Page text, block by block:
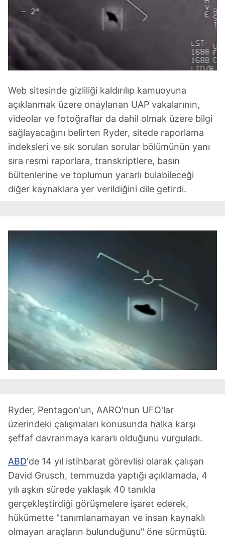
Web sitesinde gizliliği kaldırılıp kamuoyuna
açıklanmak üzere onaylanan UAP vakalarının,
videolar ve fotoğraflar da dahil olmak üzere bilgi
sağlayacağını belirten Ryder, sitede raporlama
indeksleri ve sık sorulan sorular bölümünün yanı
sıra resmi raporlara, transkriptlere, basın
bültenlerine ve toplumun yararlı bulabileceği
diğer kaynaklara yer verildiğini dile getirdi.
Ryder, Pentagon'un, AARO'nun UFO'lar
üzerindeki çalışmaları konusunda halka karşı
şeffaf davranmaya kararlı olduğunu vurguladı.
ABD'de 14 yıl istihbarat görevlisi olarak çalışan
David Grusch, temmuzda yaptığı açıklamada, 4
yılı aşkın sürede yaklaşık 40 tanıkla
gerçekleştirdiği görüşmelere işaret ederek,
hükümette "tanımlanamayan ve insan kaynaklı
olmayan araçların bulunduğunu" öne sürmüştü.